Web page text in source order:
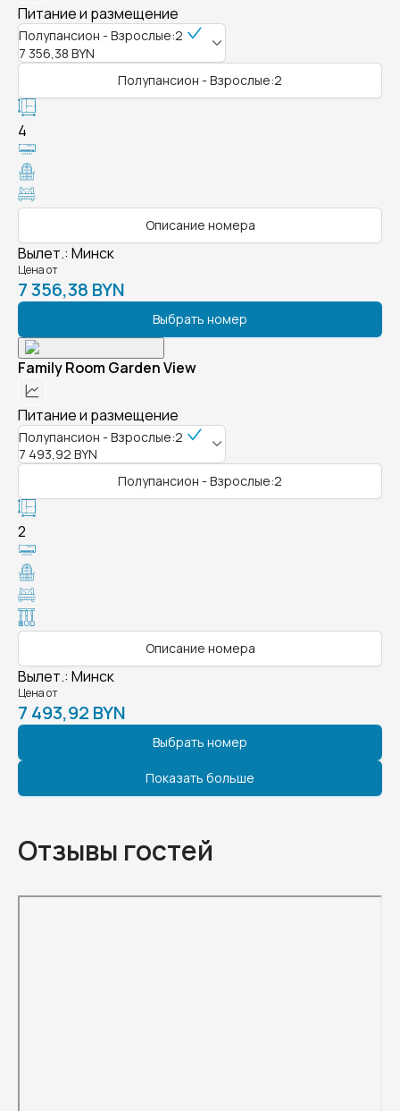
Питание и размещение
Полупансион - Взрослые:2
7 356,38 BYN
Полупансион - Взрослые:2
4
Описание номера
Вылет.: Минск
Цена от
7 356,38 BYN
Выбрать номер
Family Room Garden View
Питание и размещение
Полупансион - Взрослые:2
7 493,92 BYN
Полупансион - Взрослые:2
2
Описание номера
Вылет.: Минск
Цена от
7 493,92 BYN
Выбрать номер
Показать больше
Отзывы гостей